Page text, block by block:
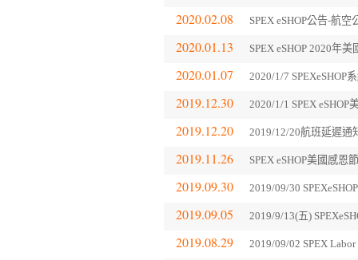
2020.02.08 SPEX eSHOP公告-航
2020.01.13 SPEX eSHOP 2020年
2020.01.07 2020/1/7 SPEXeSHOP
2019.12.30 2020/1/1 SPEX eSHOP
2019.12.20 2019/12/20航班延遲通
2019.11.26 SPEX eSHOP美國感恩
2019.09.30 2019/09/30
2019.09.05 2019/9/13(五)
2019.08.29 2019/09/02 SPEX